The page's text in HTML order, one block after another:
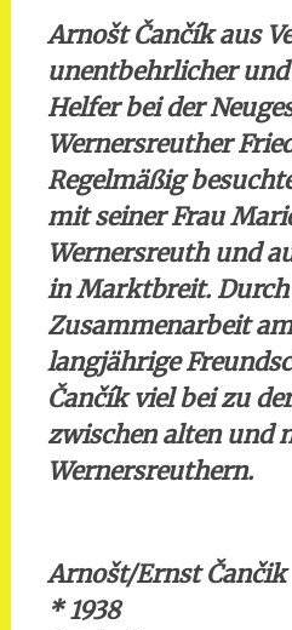
Arnošt Čančík aus
unentbehrlicher
Helfer bei der
Wernersreuther
Regelmäßig
mit seiner Frau
Wernersreuth und
in Marktbreit. Durch
Zusammenarbeit
langjährige
Čančík viel bei zu
zwischen alten und
Wernersreuthern.
Arnošt/Ernst Čančik
* 1938